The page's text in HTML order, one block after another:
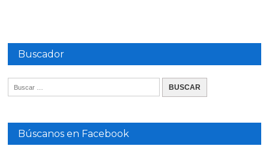
Buscador
Búscanos en Facebook